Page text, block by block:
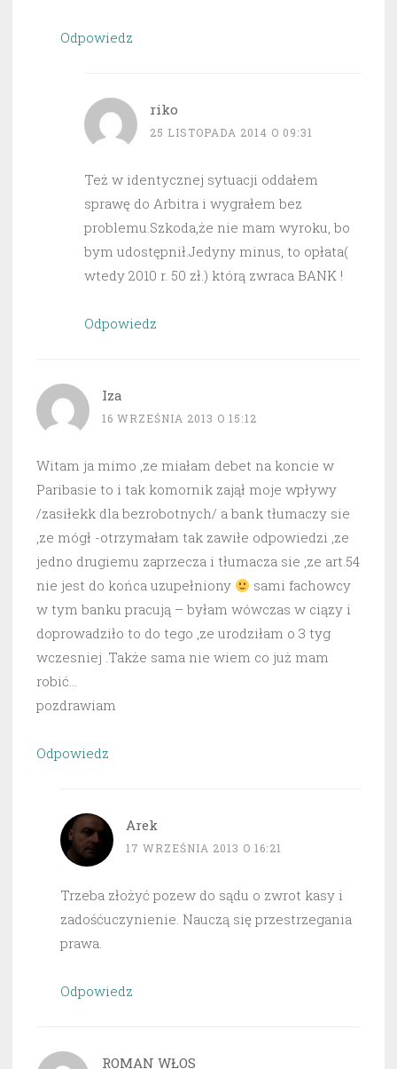
Odpowiedz
riko
25 LISTOPADA 2014 O 09:31
Też w identycznej sytuacji oddałem
sprawę do Arbitra i wygrałem bez
problemu.Szkoda,że nie mam wyroku, bo
bym udostępnił.Jedyny minus, to opłata(
wtedy 2010 r. 50 zł.) którą zwraca BANK !
Odpowiedz
Iza
16 WRZEŚNIA 2013 O 15:12
Witam ja mimo ,ze miałam debet na koncie w
Paribasie to i tak komornik zajął moje wpływy
/zasiłekk dla bezrobotnych/ a bank tłumaczy sie
,ze mógł -otrzymałam tak zawiłe odpowiedzi ,ze
jedno drugiemu zaprzecza i tłumacza sie ,ze art.54
nie jest do końca uzupełniony
sami fachowcy
w tym banku pracują – byłam wówczas w ciązy i
doprowadziło to do tego ,ze urodziłam o 3 tyg
wczesniej .Także sama nie wiem co już mam
robić…
pozdrawiam
Odpowiedz
Arek
17 WRZEŚNIA 2013 O 16:21
Trzeba złożyć pozew do sądu o zwrot kasy i
zadośćuczynienie. Nauczą się przestrzegania
prawa.
Odpowiedz
ROMAN WŁOS